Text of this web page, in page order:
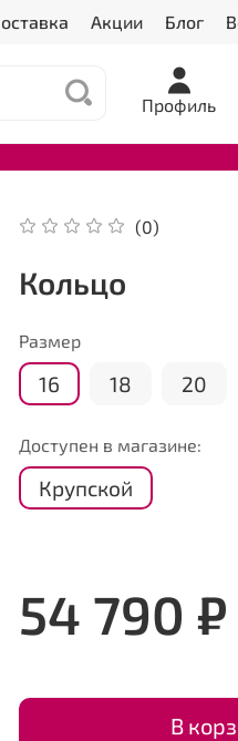
Акции Блог
Профиль
(0)
Кольцо
Размер
16 18 20
Доступен в магазине:
Крупской
54 790 ₽
В